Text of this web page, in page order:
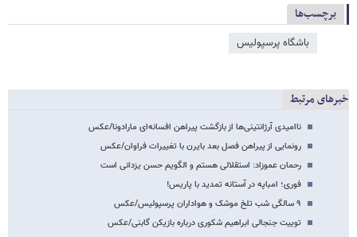
برچسب‌ها
باشگاه پرسپولیس
خبرهای مرتبط
ناامیدی آرژانتینی‌ها از بازگشت پیراهن افسانه‌ای مارادونا/عکس
رونمایی از پیراهن فصل بعد بایرن با تغییرات فراوان/عکس
رحمان عموزاد: استقلالی هستم و الگویم حسن یزدانی است
فوری؛ امباپه در آستانه تمدید با پاریس!
۹ سالگی شب تلخ موشک و هواداران پرسپولیس/عکس
توییت جنجالی ابراهیم شکوری درباره بازیکن گابنی/عکس